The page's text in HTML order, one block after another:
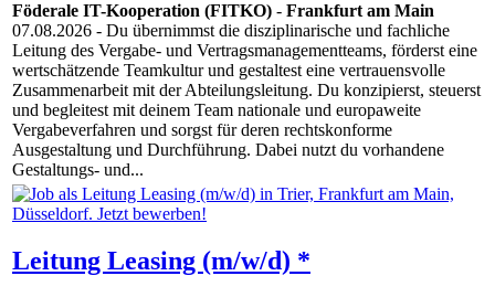
Föderale IT-Kooperation (FITKO) - Frankfurt am Main
07.08.2026 - Du übernimmst die disziplinarische und fachliche
Leitung des Vergabe- und Vertragsmanagementteams, förderst eine
wertschätzende Teamkultur und gestaltest eine vertrauensvolle
Zusammenarbeit mit der Abteilungsleitung. Du konzipierst, steuerst
und begleitest mit deinem Team nationale und europaweite
Vergabeverfahren und sorgst für deren rechtskonforme
Ausgestaltung und Durchführung. Dabei nutzt du vorhandene
Gestaltungs- und...
Leitung Leasing (m/w/d) *